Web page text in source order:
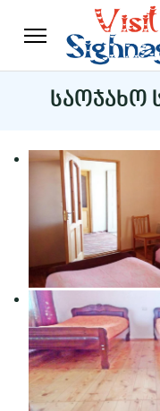
საოჯახო